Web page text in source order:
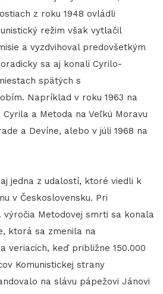
z roku 1948 ovládli
režim však vytlačil
a vyzdvihoval predovšetkým
sa aj konali Cyrilo-
spätých s
Napríklad v roku 1963 na
Cyrila a Metoda na Veľkú Moravu
a Devíne, alebo v júli 1968 na
jedna z udalostí, ktoré viedli k
v Československu. Pri
výročia Metodovej smrti sa konala
ktorá sa zmenila na
veriacich, keď približne 150.000
Komunistickej strany
na slávu pápežovi Jánovi